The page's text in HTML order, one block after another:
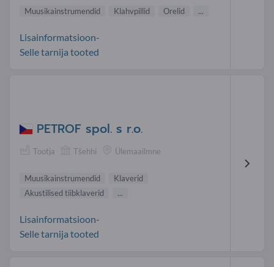
Muusikainstrumendid Klahvpillid Orelid ...
Lisainformatsioon-
Selle tarnija tooted
PETROF spol. s r.o.
Tootja Tšehhi Ülemaailmne
Muusikainstrumendid
Klaverid
Akustilised tiibklaverid
...
Lisainformatsioon-
Selle tarnija tooted